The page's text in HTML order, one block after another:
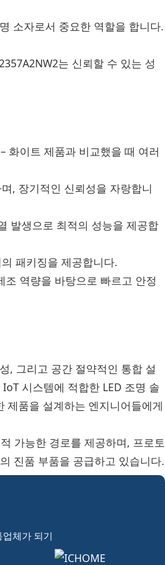
소자로서 중요한 역할을 합니다.
는 신뢰할 수 있는 성
화이트 제품과 비교했을 때 여러
, 장기적인 신뢰성을 자랑합니
발생으로 최적의 성능을 제공합
패키징을 제공합니다.
역량을 바탕으로 빠르고 안정
, 그리고 공간 절약적인 통합 설
시스템에 적합한 LED 조명 솔
제품을 설계하는 엔지니어들에게
가능한 경로를 제공하며, 프로토
진품 부품을 공급하고 있습니다.
체가 되기